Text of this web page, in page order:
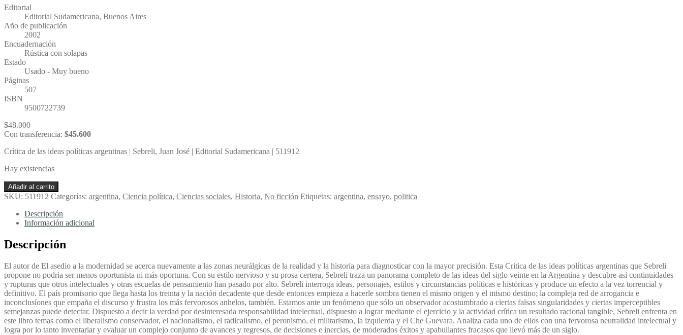
Editorial
Editorial Sudamericana, Buenos Aires
Año de publicación
2002
Encuadernación
Rústica con solapas
Estado
Usado - Muy bueno
Páginas
507
ISBN
9500722739
$48.000
Con transferencia: $45.600
Crítica de las ideas políticas argentinas | Sebreli, Juan José | Editorial Sudamericana | 511912
Hay existencias
Crítica
de
ideas
políticas
-
Sebreli,
José
cantidad
Añadir al carrito
SKU: 511912 Categorías: argentina, Ciencia política, Ciencias sociales, Historia, No ficción Etiquetas: argentina, ensayo, politica
Descripción
Información adicional
Descripción
El autor de El asedio a la modernidad se acerca nuevamente a las zonas neurálgicas de la realidad y la historia para diagnosticar con la mayor precisión. Esta Critica de las ideas políticas argentinas que Sebreli
propone no podría ser menos oportunista ni más oportuna. Con su estilo nervioso y su prosa certera, Sebreli traza un panorama completo de las ideas del siglo veinte en la Argentina y descubre así continuidades
y rupturas que otros intelectuales y otras escuelas de pensamiento han pasado por alto. Sebreli interroga ideas, personajes, estilos y circunstancias políticas e históricas y produce un efecto a la vez torrencial y
definitivo. El país promisorio que llega hasta los treinta y la nación decadente que desde entonces empieza a hacerle sombra tienen el mismo origen y el mismo destino; la compleja red de arrogancia e
inconclusíones que empaña el discurso y frustra los más fervorosos anhelos, también. Estamos ante un fenómeno que sólo un observador acostumbrado a ciertas falsas singularidades y ciertas imperceptibles
semejanzas puede detectar. Dispuesto a decir la verdad por desinteresada responsabilidad intelectual, dispuesto a lograr mediante el ejercicio y la actividad crítica un resultado racional tangible, Sebreli enfrenta en
este libro temas como el liberalismo conservador, el nacionalismo, el radicalismo, el peronismo, el militarismo, la izquierda y el Che Guevara. Analiza cada uno de ellos con una fervorosa neutralidad intelectual y
logra por lo tanto inventariar y evaluar un complejo conjunto de avances y regresos, de decisiones e inercias, de moderados éxitos y apabullantes fracasos que llevó más de un siglo.